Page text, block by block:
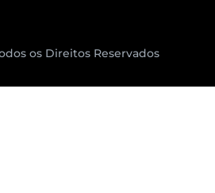
os Direitos Reservados